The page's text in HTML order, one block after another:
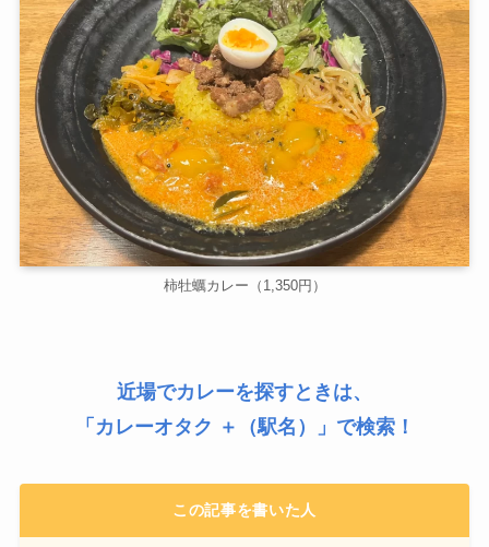
柿牡蠣カレー（1,350円）
近場でカレーを探すときは、
「 カレーオタク ＋（駅名） 」で検索！
この記事を書いた人